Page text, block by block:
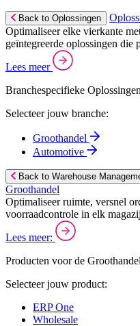
Back to Oplossingen
Optimaliseer elke vierkante
geïntegreerde oplossingen die
Lees meer
Branchespecifieke Oplossingen
Selecteer jouw branche:
Groothandel
Automotive
Back to Warehouse
Groothandel
Optimaliseer ruimte, versnel
voorraadcontrole in elk
Lees meer:
Producten voor de Groothandel
Selecteer jouw product:
ERP One
Wholesale